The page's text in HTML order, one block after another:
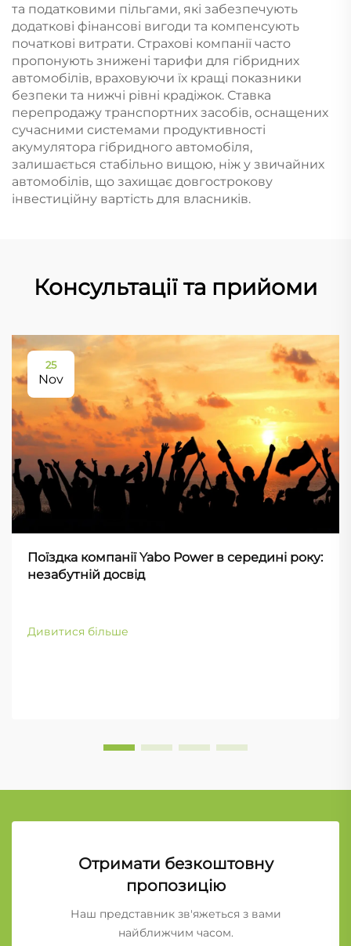
та податковими пільгами, які забезпечують
додаткові фінансові вигоди та компенсують
початкові витрати. Страхові компанії часто
пропонують знижені тарифи для гібридних
автомобілів, враховуючи їх кращі показники
безпеки та нижчі рівні крадіжок. Ставка
перепродажу транспортних засобів, оснащених
сучасними системами продуктивності
акумулятора гібридного автомобіля,
залишається стабільно вищою, ніж у звичайних
автомобілів, що захищає довгострокову
інвестиційну вартість для власників.
Консультації та прийоми
25
Nov
Поїздка компанії Yabo Power в середині року:
незабутній досвід
Дивитися більше
Отримати безкоштовну
пропозицію
Наш представник зв'яжеться з вами
найближчим часом.